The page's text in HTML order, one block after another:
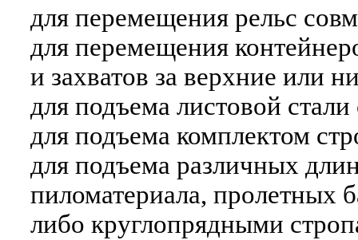
для перемещения рельс
для перемещения
и захватов за верхние или
для подъема листовой
для подъема комплектом
для подъема различных
пиломатериала, пролетных
либо круглопрядными